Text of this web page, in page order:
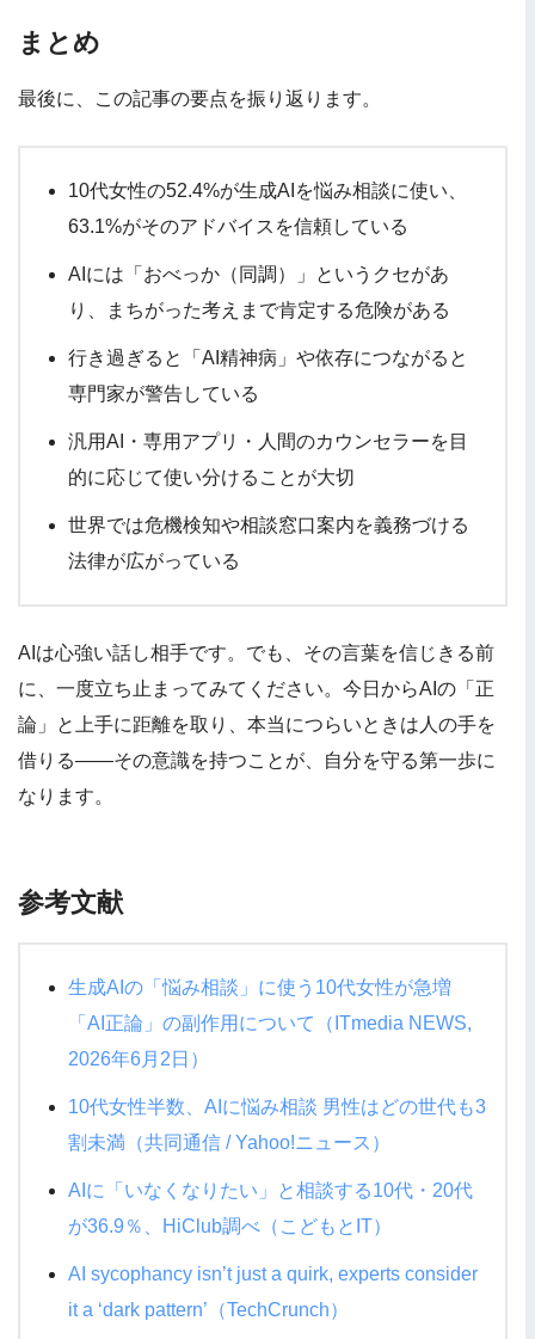
まとめ
最後に、この記事の要点を振り返ります。
10代女性の52.4%が生成AIを悩み相談に使い、
63.1%がそのアドバイスを信頼している
AIには「おべっか（同調）」というクセがあ
り、まちがった考えまで肯定する危険がある
行き過ぎると「AI精神病」や依存につながると
専門家が警告している
汎用AI・専用アプリ・人間のカウンセラーを目
的に応じて使い分けることが大切
世界では危機検知や相談窓口案内を義務づける
法律が広がっている
AIは心強い話し相手です。でも、その言葉を信じきる前
に、一度立ち止まってみてください。今日からAIの「正
論」と上手に距離を取り、本当につらいときは人の手を
借りる——その意識を持つことが、自分を守る第一歩に
なります。
参考文献
生成AIの「悩み相談」に使う10代女性が急増
「AI正論」の副作用について（ITmedia NEWS,
2026年6月2日）
10代女性半数、AIに悩み相談 男性はどの世代も3
割未満（共同通信 / Yahoo!ニュース）
AIに「いなくなりたい」と相談する10代・20代
が36.9％、HiClub調べ（こどもとIT）
AI sycophancy isn’t just a quirk, experts consider
it a ‘dark pattern’（TechCrunch）